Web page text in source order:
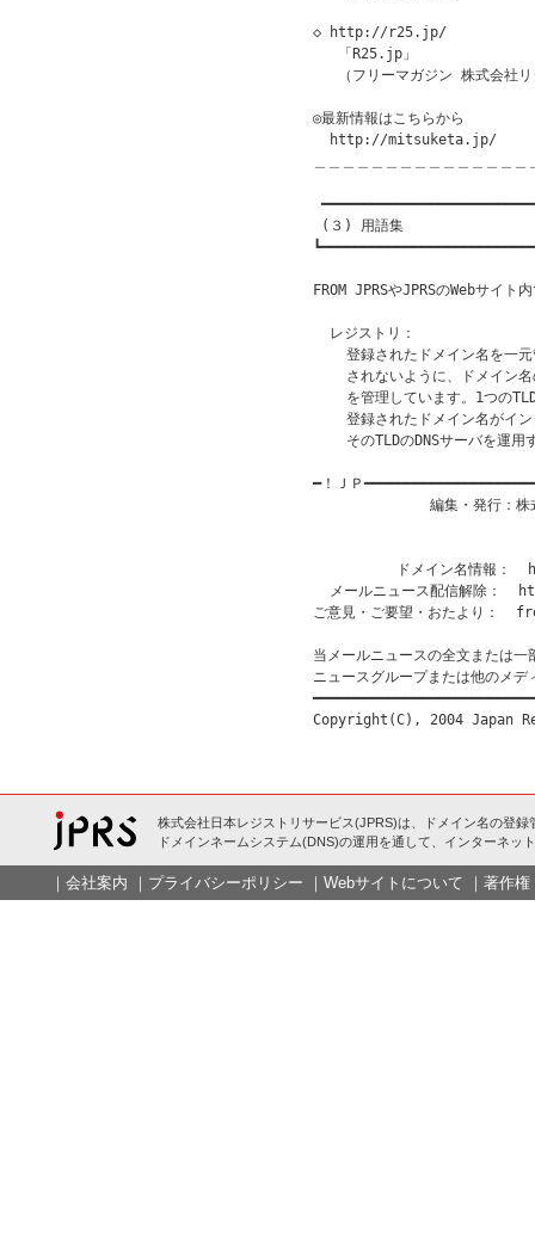
◇ http://r25.jp/
   「R25.jp」
（フリーマガジン 株式会社
◎最新情報はこちらから
  http://mitsuketa.jp/
(３) 用語集
FROM JPRSやJPRSのWebサイ
  レジストリ：
登録されたドメイン名を一
されないように、ドメイン
を管理しています。1つの
登録されたドメイン名がイ
そのTLDのDNSサーバを運用
━！ＪＰ
編集・発行：株
ドメイン名情報：
メールニュース配信解除：
ご意見・ご要望・おたより：
当メールニュースの全文または
ニュースグループまたは他のメ
株式会社日本レジストリサービス(JPRS)は、ドメイン名の登録
ドメインネームシステム(DNS)の運用を通して、インターネッ
｜ 会社案内 ｜ プライバシーポリシー ｜ Webサイトについて ｜ 著作権